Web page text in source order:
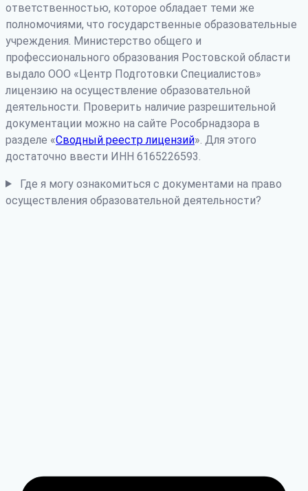
ответственностью, которое обладает теми же
полномочиями, что государственные образовательные
учреждения. Министерство общего и
профессионального образования Ростовской области
выдало ООО «Центр Подготовки Специалистов»
лицензию на осуществление образовательной
деятельности. Проверить наличие разрешительной
документации можно на сайте Рособрнадзора в
разделе «Сводный реестр лицензий». Для этого
достаточно ввести ИНН 6165226593.
Где я могу ознакомиться с документами на право
осуществления образовательной деятельности?